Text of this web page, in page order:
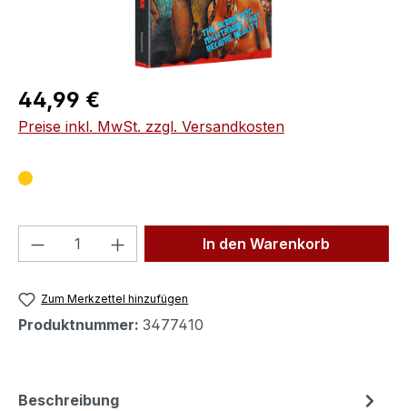
Regulärer Preis:
44,99 €
Preise inkl. MwSt. zzgl. Versandkosten
Produkt Anzahl: Gib denIn den Warenkorb
Zum Merkzettel hinzufügen
Produktnummer: 3477410
Beschreibung